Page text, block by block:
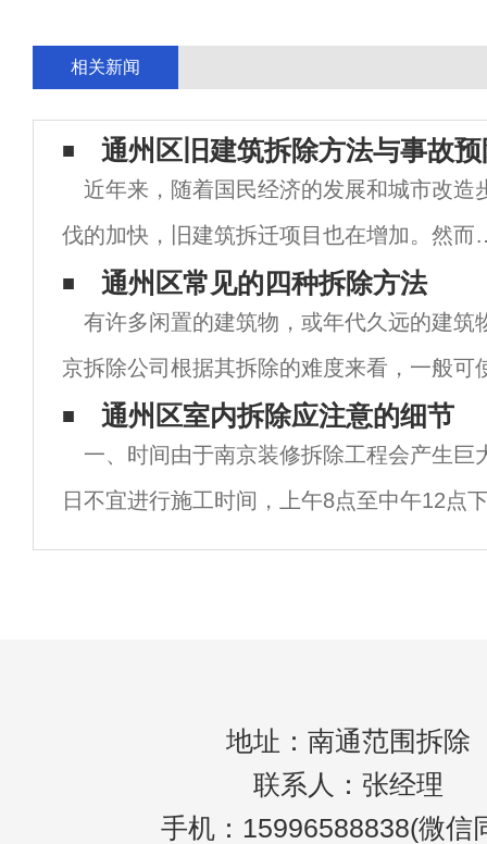
相关新闻
通州区旧建筑拆除方法与事故
近年来，随着国民经济的发展和城市改造
伐的加快，旧建筑拆迁项目也在增加。然而
安荃事故在拆迁项目中也经常发生。南京房
拆除总结国内外建筑拆除方法的基础上，分
了拆迁项目事故的原因，并提出了具体的预
措
通州区常见的四种拆除方法
有许多闲置的建筑物，或年代久远的建筑
京拆除公司根据其拆除的难度来看，一般可
方法来进行拆除，分别为人工拆除、机械拆
机器人拆除。1、人工拆除。针对那些面积
通州区室内拆除应注意的细节
一、时间由于南京装修拆除工程会产生巨
日不宜进行施工时间，上午8点至中午12点
以施工。二、注意保护公共设施。如果有电
地址：南通范围拆除
联系人：张经理
手机：15996588838(微信